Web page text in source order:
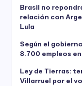
Brasil no
relación con
Lula
Según el
8.700 empleos
Ley de Tierras:
Villarruel por el